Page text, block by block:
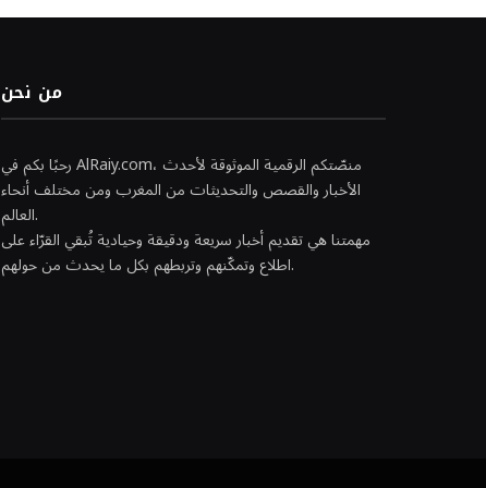
من نحن
رحبًا بكم في AlRaiy.com، منصّتكم الرقمية الموثوقة لأحدث
الأخبار والقصص والتحديثات من المغرب ومن مختلف أنحاء
العالم.
مهمتنا هي تقديم أخبار سريعة ودقيقة وحيادية تُبقي القرّاء على
اطلاع وتمكّنهم وتربطهم بكل ما يحدث من حولهم.